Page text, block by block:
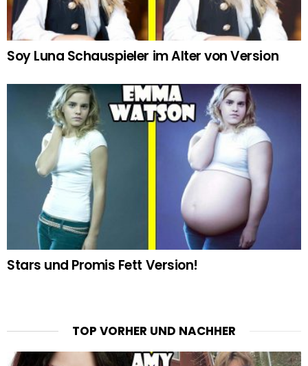
Soy Luna Schauspieler im Alter von Version
Stars und Promis Fett Version!
TOP VORHER UND NACHHER